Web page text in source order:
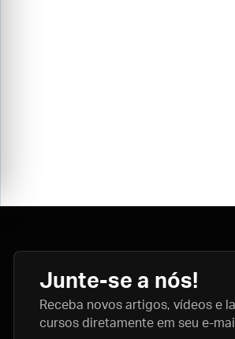
Junte-se a nós!
Receba novos artigos, vídeos e
cursos diretamente em seu e-